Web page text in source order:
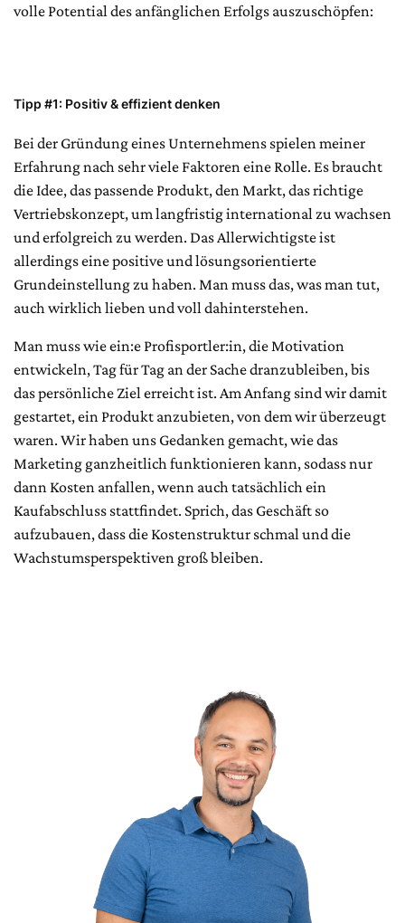
volle Potential des anfänglichen Erfolgs auszuschöpfen:
Tipp #1: Positiv & effizient denken
Bei der Gründung eines Unternehmens spielen meiner
Erfahrung nach sehr viele Faktoren eine Rolle. Es braucht
die Idee, das passende Produkt, den Markt, das richtige
Vertriebskonzept, um langfristig international zu wachsen
und erfolgreich zu werden. Das Allerwichtigste ist
allerdings eine positive und lösungsorientierte
Grundeinstellung zu haben. Man muss das, was man tut,
auch wirklich lieben und voll dahinterstehen.
Man muss wie ein:e Profisportler:in, die Motivation
entwickeln, Tag für Tag an der Sache dranzubleiben, bis
das persönliche Ziel erreicht ist. Am Anfang sind wir damit
gestartet, ein Produkt anzubieten, von dem wir überzeugt
waren. Wir haben uns Gedanken gemacht, wie das
Marketing ganzheitlich funktionieren kann, sodass nur
dann Kosten anfallen, wenn auch tatsächlich ein
Kaufabschluss stattfindet. Sprich, das Geschäft so
aufzubauen, dass die Kostenstruktur schmal und die
Wachstumsperspektiven groß bleiben.